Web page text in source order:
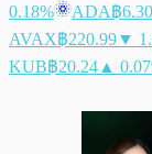
0.18%
ADA฿6.30
AVAX฿220.99▼
KUB฿20.24 ▲